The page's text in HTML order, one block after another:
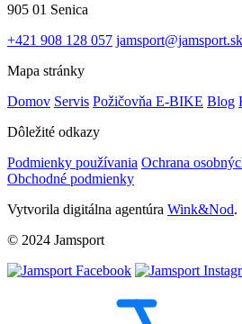
905 01 Senica
+421 908 128 057 jamsport@jamsport.sk
Mapa stránky
Domov Servis Požičovňa E-BIKE Blog
Dôležité odkazy
Podmienky používania Ochrana
Obchodné podmienky
Vytvorila digitálna agentúra Wink&Nod.
© 2024 Jamsport